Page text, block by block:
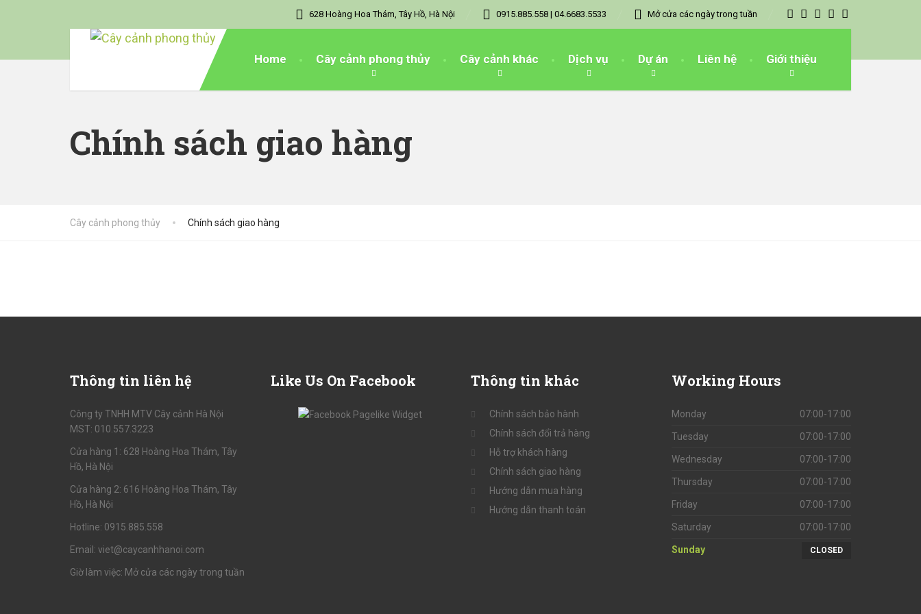
628 Hoàng Hoa Thám, Tây Hồ, Hà Nội 0915.885.558 | 04.6683.5533 Mở cửa các ngày trong tuần
Home Cây cảnh phong thủy Cây cảnh khác Dịch vụ Dự án Liên hệ Giới thiệu
Chính sách giao hàng
Cây cảnh phong thủy Chính sách giao hàng
Thông tin liên hệ
Công ty TNHH MTV Cây cảnh Hà Nội
MST: 010.557.3223
Cửa hàng 1: 628 Hoàng Hoa Thám, Tây
Hồ, Hà Nội
Cửa hàng 2: 616 Hoàng Hoa Thám, Tây
Hồ, Hà Nội
Hotline: 0915.885.558
Email: viet@caycanhhanoi.com
Giờ làm việc: Mở cửa các ngày trong tuần
Like Us On Facebook Thông tin khác
Chính sách bảo hành
Chính sách đổi trả hàng
Hỗ trợ khách hàng
Chính sách giao hàng
Hướng dẫn mua hàng
Hướng dẫn thanh toán
Working Hours
Monday 07:00-17:00
Tuesday 07:00-17:00
Wednesday 07:00-17:00
Thursday 07:00-17:00
Friday 07:00-17:00
Saturday 07:00-17:00
Sunday CLOSED